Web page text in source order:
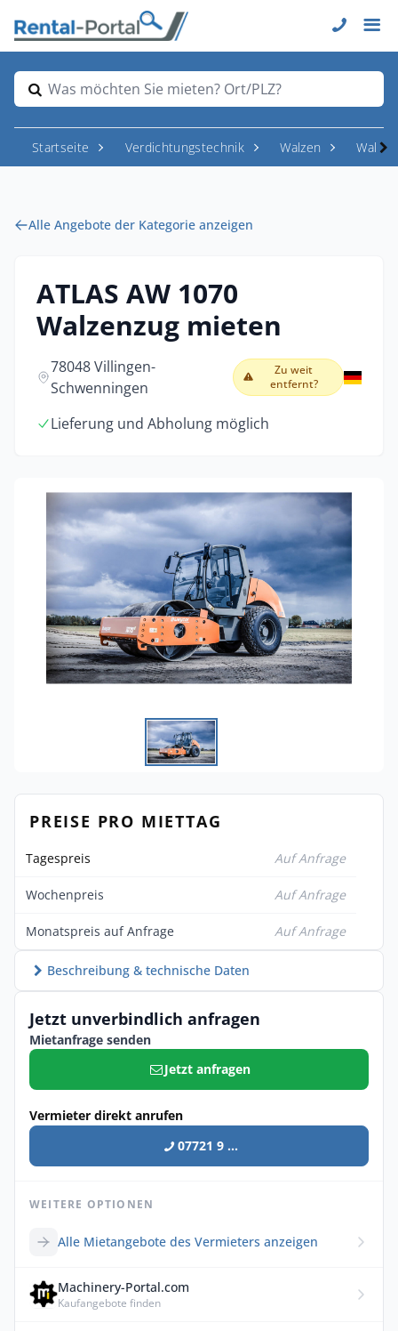
Was möchten Sie mieten? Ort/PLZ?
Startseite Verdichtungstechnik Walzen
Alle Angebote der Kategorie anzeigen
ATLAS AW 1070
Walzenzug mieten
78048 Villingen-
Schwenningen
Zu weit
entfernt?
Lieferung und Abholung möglich
PREISE PRO MIETTAG
Tagespreis Auf Anfrage
Wochenpreis Auf Anfrage
Monatspreis auf Anfrage Auf Anfrage
Beschreibung & technische Daten
Jetzt unverbindlich anfragen
Mietanfrage senden
Jetzt anfragen
Vermieter direkt anrufen
07721 9 ...
WEITERE OPTIONEN
Alle Mietangebote des Vermieters anzeigen
Machinery-Portal.com
Kaufangebote finden